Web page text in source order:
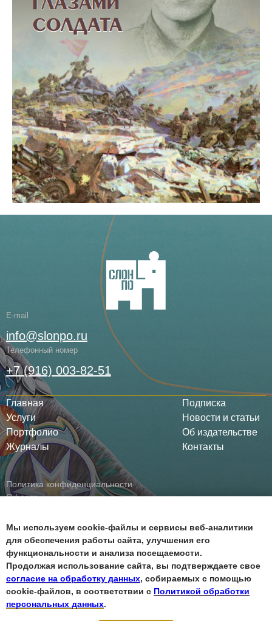
Мы используем cookie-файлы и сервисы веб-аналитики
для обеспечения работы сайта, улучшения его
функциональности и анализа посещаемости.
Продолжая использование сайта, вы подтверждаете свое
согласие на обработку данных, собираемых с помощью
cookie-файлов, в соответствии с Политикой обработки
персональных данных.
E-mail
info@slonpo.ru
Телефонный номер
+7 (916) 003-82-51
Главная
Услуги
Портфолио
Журналы
Подписка
Новости и статьи
Об издательстве
Контакты
Политика конфиденциальности
Оферта